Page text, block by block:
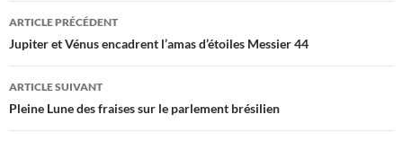
Navigation
des
articles
ARTICLE PRÉCÉDENT
Jupiter et Vénus encadrent l’amas d’étoiles Messier 44
ARTICLE SUIVANT
Pleine Lune des fraises sur le parlement brésilien